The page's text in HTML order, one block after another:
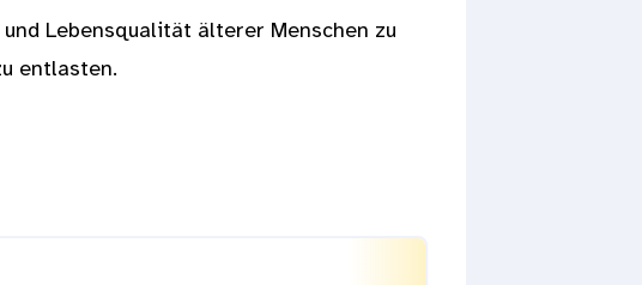
Lebensqualität älterer Menschen zu
entlasten.